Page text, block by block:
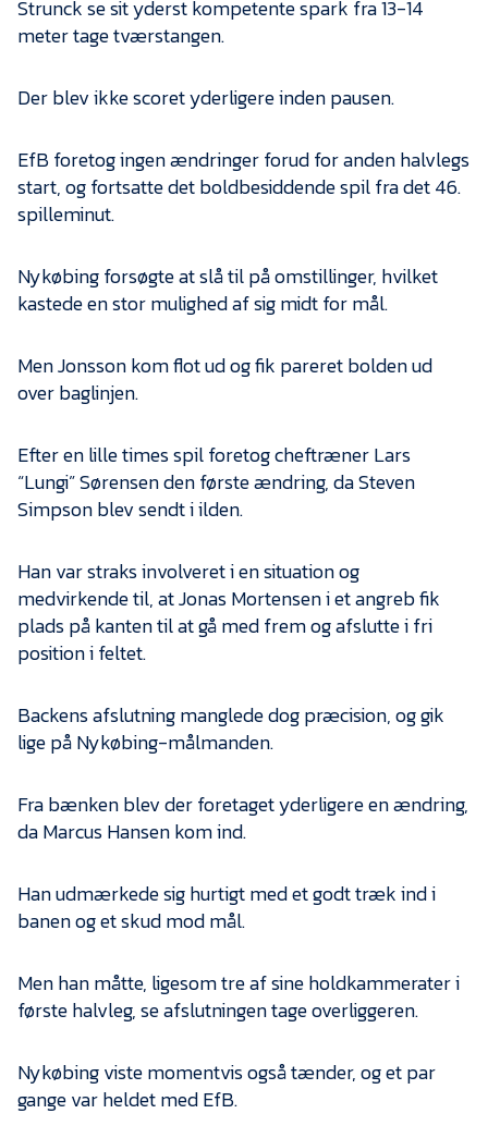
Strunck se sit yderst kompetente spark fra 13-14
meter tage tværstangen.
Der blev ikke scoret yderligere inden pausen.
EfB foretog ingen ændringer forud for anden halvlegs
start, og fortsatte det boldbesiddende spil fra det 46.
spilleminut.
Nykøbing forsøgte at slå til på omstillinger, hvilket
kastede en stor mulighed af sig midt for mål.
Men Jonsson kom flot ud og fik pareret bolden ud
over baglinjen.
Efter en lille times spil foretog cheftræner Lars
“Lungi” Sørensen den første ændring, da Steven
Simpson blev sendt i ilden.
Han var straks involveret i en situation og
medvirkende til, at Jonas Mortensen i et angreb fik
plads på kanten til at gå med frem og afslutte i fri
position i feltet.
Backens afslutning manglede dog præcision, og gik
lige på Nykøbing-målmanden.
Fra bænken blev der foretaget yderligere en ændring,
da Marcus Hansen kom ind.
Han udmærkede sig hurtigt med et godt træk ind i
banen og et skud mod mål.
Men han måtte, ligesom tre af sine holdkammerater i
første halvleg, se afslutningen tage overliggeren.
Nykøbing viste momentvis også tænder, og et par
gange var heldet med EfB.